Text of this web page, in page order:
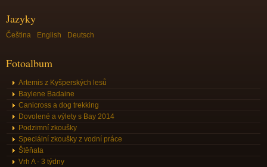
Jazyky
Čeština English Deutsch
Fotoalbum
Artemis z Kyšperských lesů
Baylene Badaine
Canicross a dog trekking
Dovolené a výlety s Bay 2014
Podzimní zkoušky
Speciální zkoušky z vodní práce
Štěňata
Vrh A - 3 týdny